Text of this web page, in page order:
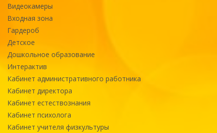
Видеокамеры
Входная зона
Гардероб
Детское
Дошкольное образование
Интерактив
Кабинет административного работника
Кабинет директора
Кабинет естествознания
Кабинет психолога
Кабинет учителя физкультуры